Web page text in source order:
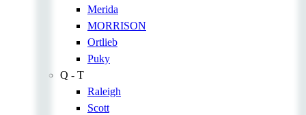
Merida
MORRISON
Ortlieb
Puky
Q - T
Raleigh
Scott